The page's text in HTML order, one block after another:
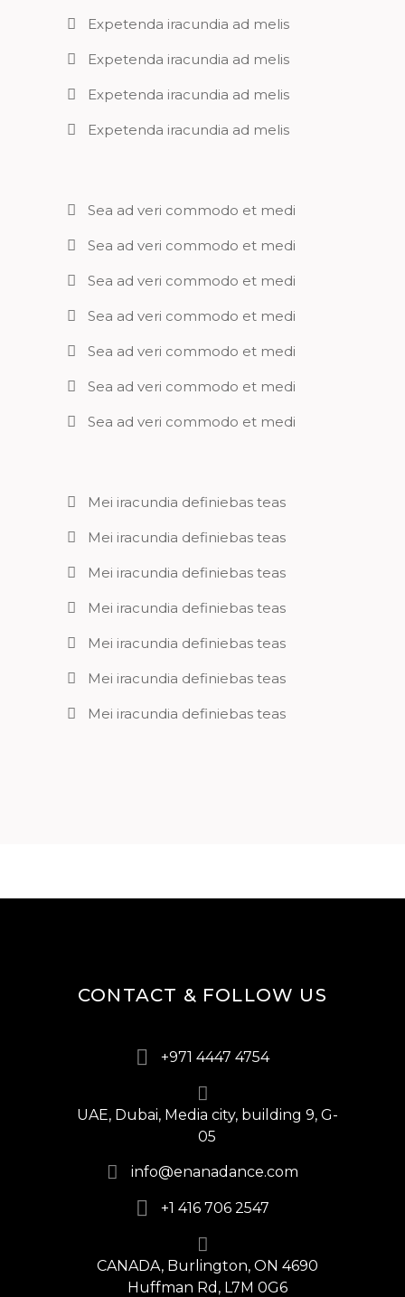
Expetenda iracundia ad melis
Expetenda iracundia ad melis
Expetenda iracundia ad melis
Expetenda iracundia ad melis
Sea ad veri commodo et medi
Sea ad veri commodo et medi
Sea ad veri commodo et medi
Sea ad veri commodo et medi
Sea ad veri commodo et medi
Sea ad veri commodo et medi
Sea ad veri commodo et medi
Mei iracundia definiebas teas
Mei iracundia definiebas teas
Mei iracundia definiebas teas
Mei iracundia definiebas teas
Mei iracundia definiebas teas
Mei iracundia definiebas teas
Mei iracundia definiebas teas
CONTACT & FOLLOW US
+971 4447 4754
UAE, Dubai, Media city, building 9, G-
05
info@enanadance.com
+1 416 706 2547
CANADA, Burlington, ON 4690
Huffman Rd, L7M 0G6